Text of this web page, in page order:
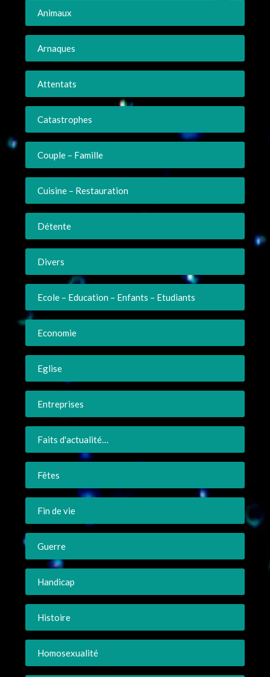
Animaux
Arnaques
Attentats
Catastrophes
Couple – Famille
Cuisine – Restauration
Détente
Divers
Ecole – Education – Enfants – Etudiants
Economie
Eglise
Entreprises
Faits d'actualité…
Fêtes
Fin de vie
Guerre
Handicap
Histoire
Homosexualité